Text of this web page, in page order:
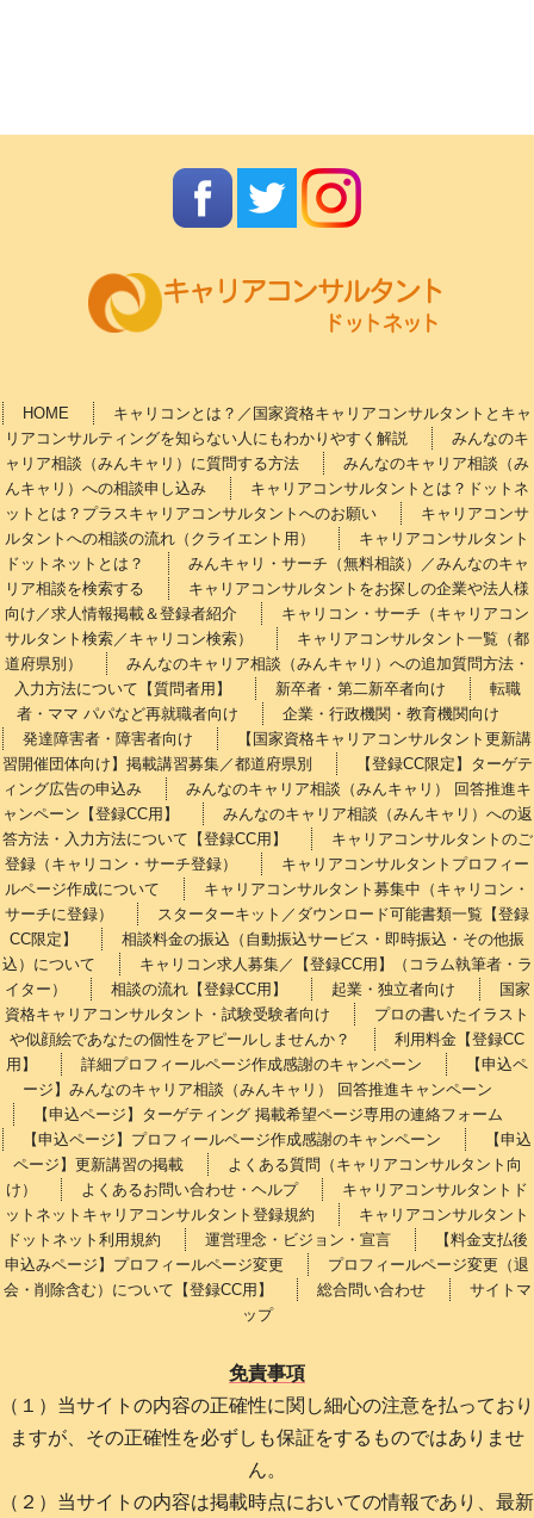
HOME
キャリコンとは？／国家資格キャリアコンサルタントとキャ
リアコンサルティングを知らない人にもわかりやすく解説
みんなのキ
ャリア相談（みんキャリ）に質問する方法
みんなのキャリア相談（み
んキャリ）への相談申し込み
キャリアコンサルタントとは？ドットネ
ットとは？プラスキャリアコンサルタントへのお願い
キャリアコンサ
ルタントへの相談の流れ（クライエント用）
キャリアコンサルタント
ドットネットとは？
みんキャリ・サーチ（無料相談）／みんなのキャ
リア相談を検索する
キャリアコンサルタントをお探しの企業や法人様
向け／求人情報掲載＆登録者紹介
キャリコン・サーチ（キャリアコン
サルタント検索／キャリコン検索）
キャリアコンサルタント一覧（都
道府県別）
みんなのキャリア相談（みんキャリ）への追加質問方法・
入力方法について【質問者用】
新卒者・第二新卒者向け
転職
者・ママ パパなど再就職者向け
企業・行政機関・教育機関向け
発達障害者・障害者向け
【国家資格キャリアコンサルタント更新講
習開催団体向け】掲載講習募集／都道府県別
【登録CC限定】ターゲテ
ィング広告の申込み
みんなのキャリア相談（みんキャリ） 回答推進キ
ャンペーン【登録CC用】
みんなのキャリア相談（みんキャリ）への返
答方法・入力方法について【登録CC用】
キャリアコンサルタントのご
登録（キャリコン・サーチ登録）
キャリアコンサルタントプロフィー
ルページ作成について
キャリアコンサルタント募集中（キャリコン・
サーチに登録）
スターターキット／ダウンロード可能書類一覧【登録
CC限定】
相談料金の振込（自動振込サービス・即時振込・その他振
込）について
キャリコン求人募集／【登録CC用】（コラム執筆者・ラ
イター）
相談の流れ【登録CC用】 起業・独立者向け
国家
資格キャリアコンサルタント・試験受験者向け
プロの書いたイラスト
や似顔絵であなたの個性をアピールしませんか？
利用料金【登録CC
用】
詳細プロフィールページ作成感謝のキャンペーン
【申込ペ
ージ】みんなのキャリア相談（みんキャリ） 回答推進キャンペーン
【申込ページ】ターゲティング 掲載希望ページ専用の連絡フォーム
【申込ページ】プロフィールページ作成感謝のキャンペーン
【申込
ページ】更新講習の掲載
よくある質問（キャリアコンサルタント向
け）
よくあるお問い合わせ・ヘルプ
キャリアコンサルタントド
ットネットキャリアコンサルタント登録規約
キャリアコンサルタント
ドットネット利用規約
運営理念・ビジョン・宣言
【料金支払後
申込みページ】プロフィールページ変更
プロフィールページ変更（退
会・削除含む）について【登録CC用】
総合問い合わせ
サイトマ
ップ
免責事項
（１）当サイトの内容の正確性に関し細心の注意を払っており
ますが、その正確性を必ずしも保証をするものではありませ
ん。
（２）当サイトの内容は掲載時点においての情報であり、最新